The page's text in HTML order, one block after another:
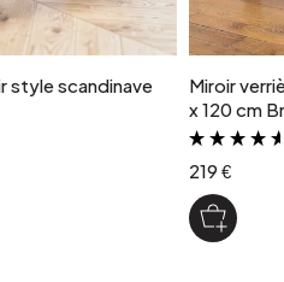
style scandinave
Miroir
x 120 cm
219 €